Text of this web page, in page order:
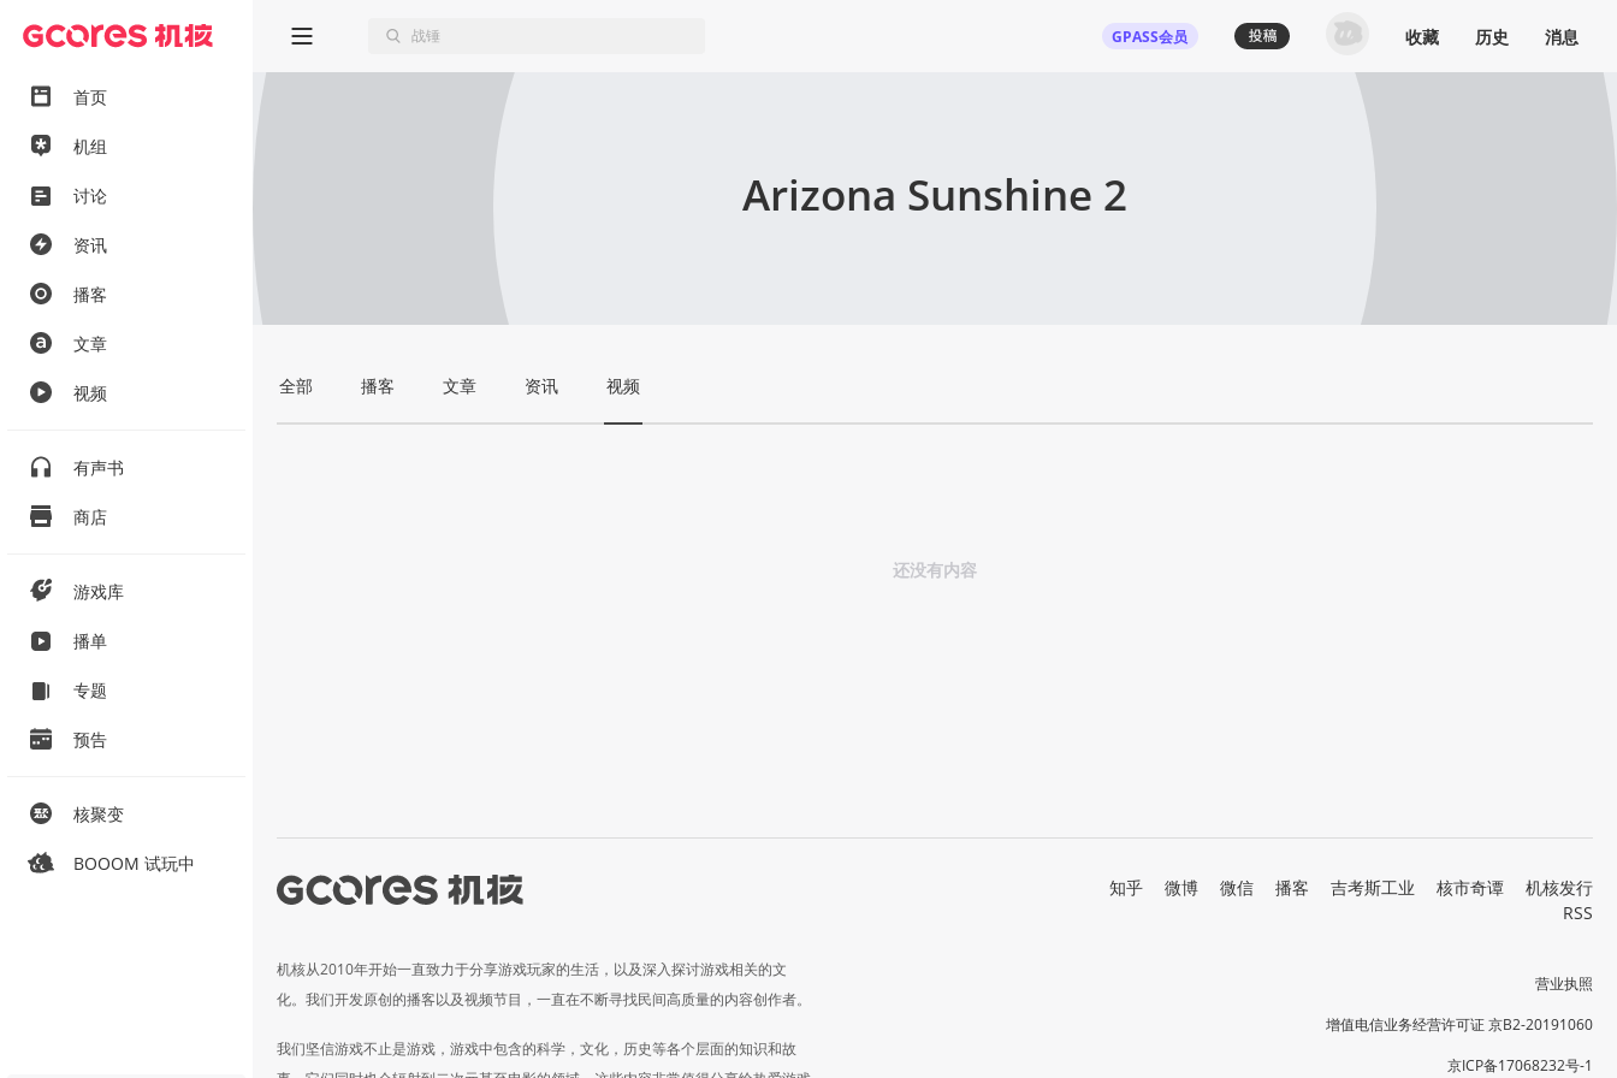
首页
机组
讨论
资讯
播客
文章
视频
有声书
商店
游戏库
播单
专题
预告
核聚变
BOOOM 试玩中
GPASS会员 收藏 历史 消息
Arizona Sunshine 2
全部 播客 文章 资讯 视频
还没有内容
机核从2010年开始一直致力于分享游戏玩家的生活，以及深入探讨游戏相关的文
化。我们开发原创的播客以及视频节目，一直在不断寻找民间高质量的内容创作者。
我们坚信游戏不止是游戏，游戏中包含的科学，文化，历史等各个层面的知识和故
知乎 微博 微信 播客 吉考斯工业 核市奇谭
机核发行
RSS
营业执照
增值电信业务经营许可证 京B2-20191060
京ICP备17068232号-1